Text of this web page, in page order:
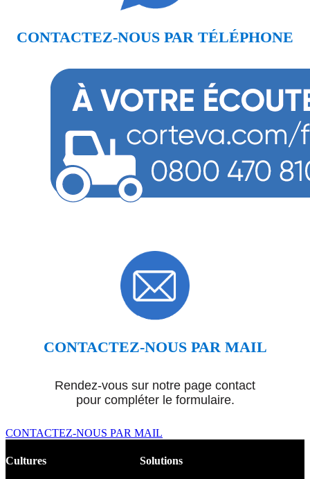
CONTACTEZ-NOUS PAR TÉLÉPHONE
CONTACTEZ-NOUS PAR MAIL
Rendez-vous sur notre page contact
pour compléter le formulaire.
CONTACTEZ-NOUS PAR MAIL
Cultures Solutions